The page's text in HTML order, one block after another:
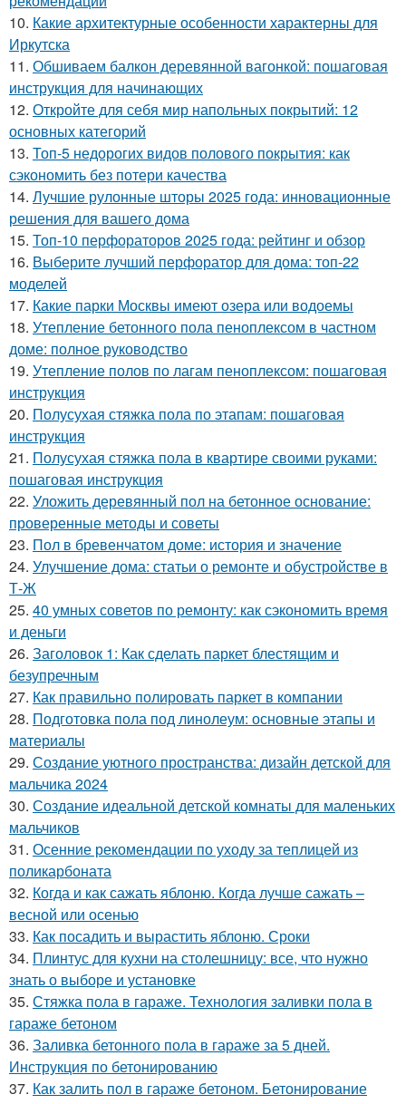
10. Какие архитектурные особенности характерны для
Иркутска
11. Обшиваем балкон деревянной вагонкой: пошаговая
инструкция для начинающих
12. Откройте для себя мир напольных покрытий: 12
основных категорий
13. Топ-5 недорогих видов полового покрытия: как
сэкономить без потери качества
14. Лучшие рулонные шторы 2025 года: инновационные
решения для вашего дома
15. Топ-10 перфораторов 2025 года: рейтинг и обзор
16. Выберите лучший перфоратор для дома: топ-22
моделей
17. Какие парки Москвы имеют озера или водоемы
18. Утепление бетонного пола пеноплексом в частном
доме: полное руководство
19. Утепление полов по лагам пеноплексом: пошаговая
инструкция
20. Полусухая стяжка пола по этапам: пошаговая
инструкция
21. Полусухая стяжка пола в квартире своими руками:
пошаговая инструкция
22. Уложить деревянный пол на бетонное основание:
проверенные методы и советы
23. Пол в бревенчатом доме: история и значение
24. Улучшение дома: статьи о ремонте и обустройстве в
Т-Ж
25. 40 умных советов по ремонту: как сэкономить время
и деньги
26. Заголовок 1: Как сделать паркет блестящим и
безупречным
27. Как правильно полировать паркет в компании
28. Подготовка пола под линолеум: основные этапы и
материалы
29. Создание уютного пространства: дизайн детской для
мальчика 2024
30. Создание идеальной детской комнаты для маленьких
мальчиков
31. Осенние рекомендации по уходу за теплицей из
поликарбоната
32. Когда и как сажать яблоню. Когда лучше сажать –
весной или осенью
33. Как посадить и вырастить яблоню. Сроки
34. Плинтус для кухни на столешницу: все, что нужно
знать о выборе и установке
35. Стяжка пола в гараже. Технология заливки пола в
гараже бетоном
36. Заливка бетонного пола в гараже за 5 дней.
Инструкция по бетонированию
37. Как залить пол в гараже бетоном. Бетонирование